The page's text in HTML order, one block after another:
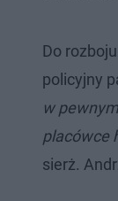
Do
policyjny
w
placówce
sierż.